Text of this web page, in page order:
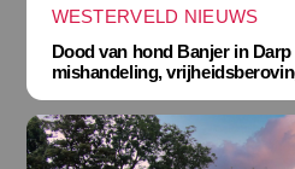
WESTERVELD NIEUWS
Dood van hond Banjer in
mishandeling,